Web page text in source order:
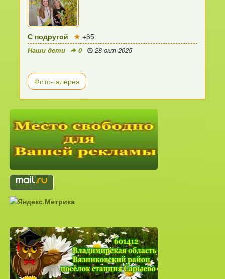
С подругой +65
Наши дети 0 28 окт 2025
Фото-галерея